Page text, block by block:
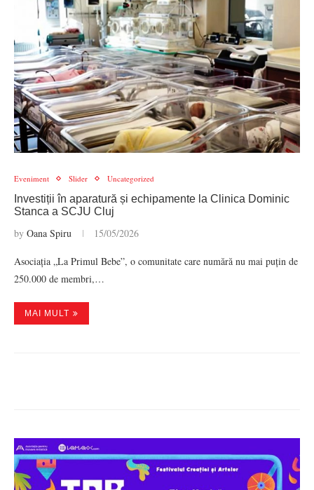
Eveniment Slider Uncategorized
Investiții în aparatură și echipamente la Clinica Dominic
Stanca a SCJU Cluj
by Oana Spiru 15/05/2026
Asociația „La Primul Bebe”, o comunitate care numără nu mai puțin de
250.000 de membri,…
MAI MULT